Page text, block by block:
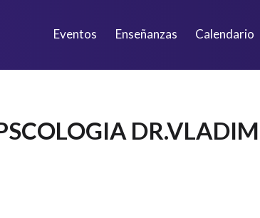
Eventos Enseñanzas Calendario